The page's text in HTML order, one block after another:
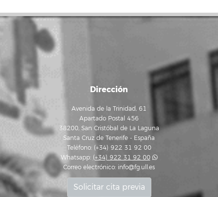
Dirección
Avenida de la Trinidad, 61
Apartado Postal 456
38200, San Cristóbal de La Laguna
Santa Cruz de Tenerife - España
Teléfono: (+34) 922 31 92 00
Whatsapp: (+34) 922 31 92 00
Correo electrónico: info@fg.ull.es
Solicitar cita previa